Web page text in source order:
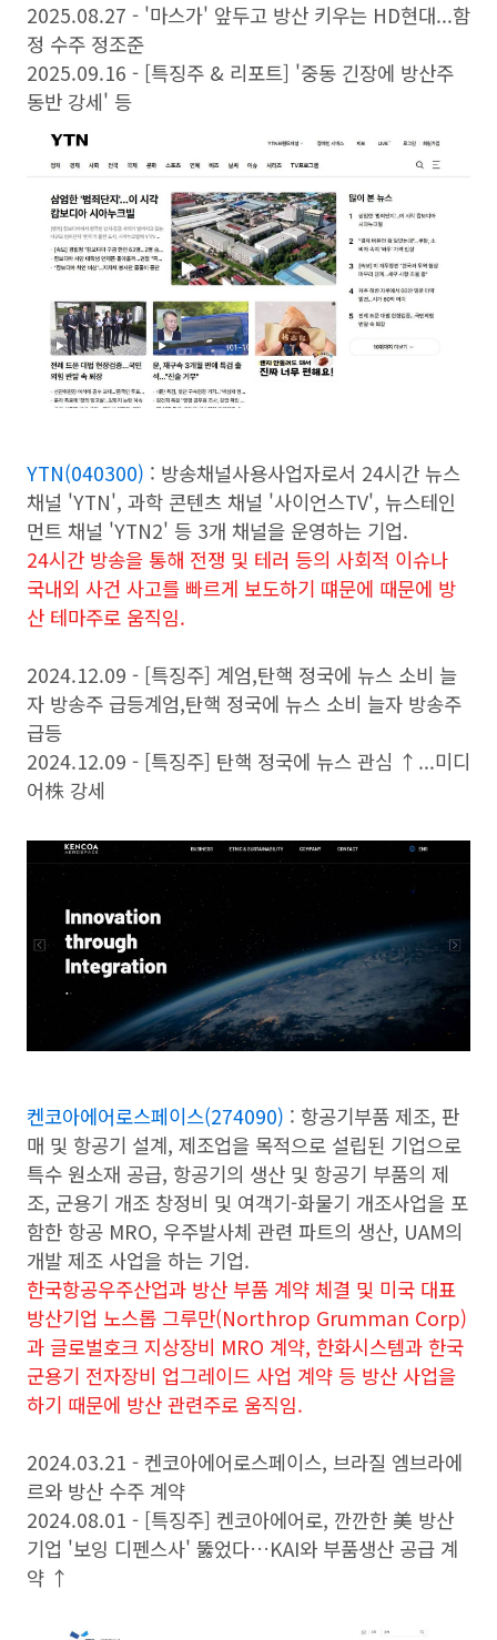
2025.08.27 - '마스가' 앞두고 방산 키우는 HD현대...함
정 수주 정조준
2025.09.16 - [특징주 & 리포트] '중동 긴장에 방산주
동반 강세' 등
YTN(040300) : 방송채널사용사업자로서 24시간 뉴스
채널 'YTN', 과학 콘텐츠 채널 '사이언스TV', 뉴스테인
먼트 채널 'YTN2' 등 3개 채널을 운영하는 기업.
24시간 방송을 통해 전쟁 및 테러 등의 사회적 이슈나
국내외 사건 사고를 빠르게 보도하기 떄문에 때문에 방
산 테마주로 움직임.
2024.12.09 - [특징주] 계엄,탄핵 정국에 뉴스 소비 늘
자 방송주 급등계엄,탄핵 정국에 뉴스 소비 늘자 방송주
급등
2024.12.09 - [특징주] 탄핵 정국에 뉴스 관심 ↑...미디
어株 강세
켄코아에어로스페이스(274090) : 항공기부품 제조, 판
매 및 항공기 설계, 제조업을 목적으로 설립된 기업으로
특수 원소재 공급, 항공기의 생산 및 항공기 부품의 제
조, 군용기 개조 창정비 및 여객기-화물기 개조사업을 포
함한 항공 MRO, 우주발사체 관련 파트의 생산, UAM의
개발 제조 사업을 하는 기업.
한국항공우주산업과 방산 부품 계약 체결 및 미국 대표
방산기업 노스롭 그루만(Northrop Grumman Corp)
과 글로벌호크 지상장비 MRO 계약, 한화시스템과 한국
군용기 전자장비 업그레이드 사업 계약 등 방산 사업을
하기 때문에 방산 관련주로 움직임.
2024.03.21 - 켄코아에어로스페이스, 브라질 엠브라에
르와 방산 수주 계약
2024.08.01 - [특징주] 켄코아에어로, 깐깐한 美 방산
기업 '보잉 디펜스사' 뚫었다…KAI와 부품생산 공급 계
약 ↑